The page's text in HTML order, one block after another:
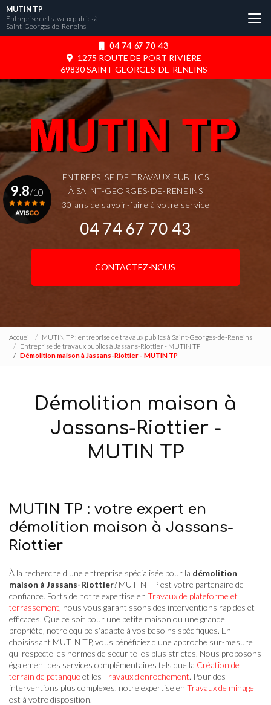
Aller
au
contenu
04 74 67 70 43
1275 ROUTE DE PORT RIVIÈRE
69830 SAINT-GEORGES-DE-RENEINS
MUTIN TP
Entreprise de travaux publics à
Saint-Georges-de-Reneins
ENTREPRISE DE TRAVAUX PUBLICS
À SAINT-GEORGES-DE-RENEINS
30 ans de savoir-faire à votre service
04 74 67 70 43
CONTACTEZ-NOUS
9.8/10
Accueil
MUTIN TP : entreprise de travaux publics à Saint-Georges-de-Reneins
Entreprise de travaux publics à Jassans-Riottier - MUTIN TP
Démolition maison à Jassans-Riottier - MUTIN TP
Démolition maison à
Jassans-Riottier -
MUTIN TP
MUTIN TP : votre expert en
démolition maison à Jassans-
Riottier
À la recherche d'une entreprise spécialisée pour la démolition
maison à Jassans-Riottier? MUTIN TP est votre partenaire de
confiance. Forts de notre expertise en Travaux de plateforme et
terrassement , nous vous garantissons des interventions rapides et
efficaces. Que ce soit pour une petite maison ou une grande
propriété, notre équipe s'adapte à vos besoins spécifiques. En
choisissant MUTIN TP, vous bénéficiez d'une approche sur-mesure
qui respecte les normes de sécurité les plus strictes. Nous proposons
également des services complémentaires tels que la Création de
terrain de pétanque et les Travaux d'enrochement. Pour des
interventions plus complexes, notre expertise en Travaux de minage
est à votre disposition.